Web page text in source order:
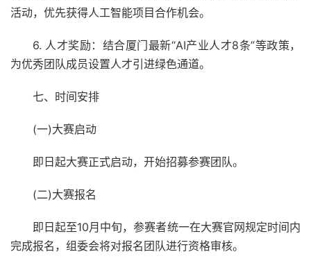
活动，优先获得人工智能项目合作机会。
6. 人才奖励：结合厦门最新“AI产业人才8条”等政策，
为优秀团队成员设置人才引进绿色通道。
七、时间安排
(一)大赛启动
即日起大赛正式启动，开始招募参赛团队。
(二)大赛报名
即日起至10月中旬，参赛者统一在大赛官网规定时间内
完成报名，组委会将对报名团队进行资格审核。